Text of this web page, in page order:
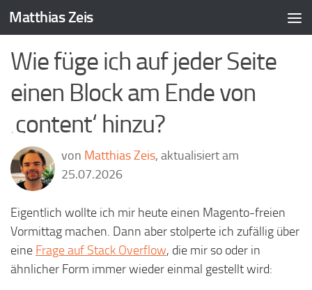
Zum Inhalt springen
Matthias Zeis
Wie füge ich auf jeder Seite
einen Block am Ende von
‚content‘ hinzu?
von Matthias Zeis, aktualisiert am
25.07.2026
Eigentlich wollte ich mir heute einen Magento-freien
Vormittag machen. Dann aber stolperte ich zufällig über
eine Frage auf Stack Overflow, die mir so oder in
ähnlicher Form immer wieder einmal gestellt wird: